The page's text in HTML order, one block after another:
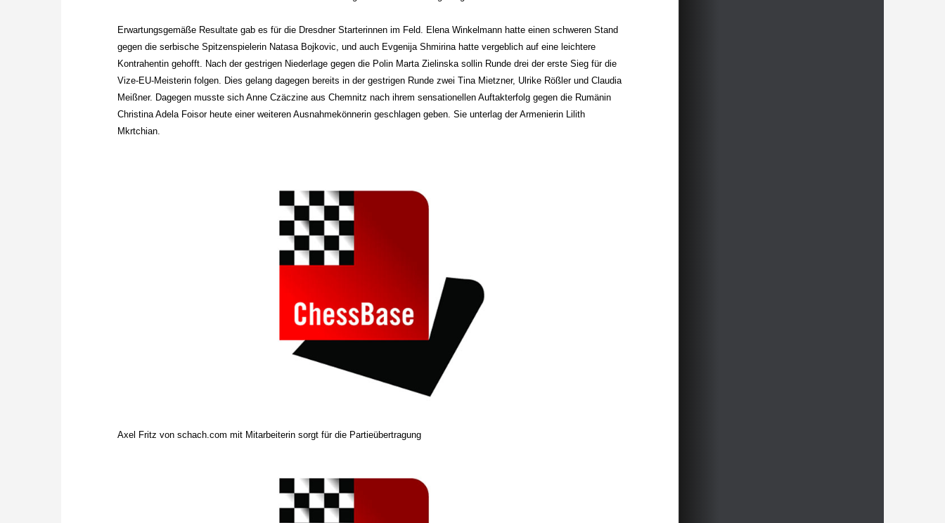
Erwartungsgemäße Resultate gab es für die Dresdner Starterinnen im Feld. Elena Winkelmann hatte einen schweren Stand
gegen die serbische Spitzenspielerin Natasa Bojkovic, und auch Evgenija Shmirina hatte vergeblich auf eine leichtere
Kontrahentin gehofft. Nach der gestrigen Niederlage gegen die Polin Marta Zielinska sollin Runde drei der erste Sieg für die
Vize-EU-Meisterin folgen. Dies gelang dagegen bereits in der gestrigen Runde zwei Tina Mietzner, Ulrike Rößler und Claudia
Meißner. Dagegen musste sich Anne Czäczine aus Chemnitz nach ihrem sensationellen Auftakterfolg gegen die Rumänin
Christina Adela Foisor heute einer weiteren Ausnahmekönnerin geschlagen geben. Sie unterlag der Armenierin Lilith
Mkrtchian.
Axel Fritz von schach.com mit Mitarbeiterin sorgt für die Partieübertragung